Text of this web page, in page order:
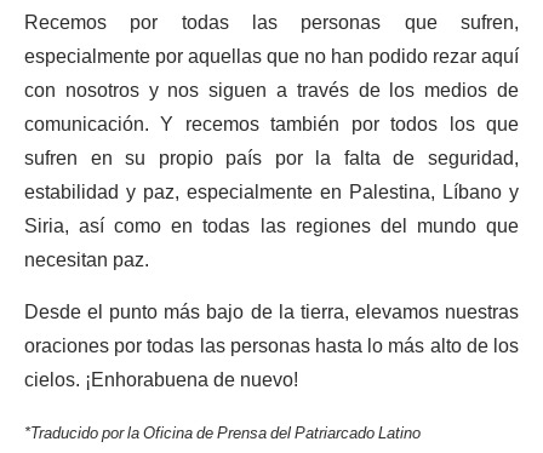
Recemos por todas las personas que sufren,
especialmente por aquellas que no han podido rezar aquí
con nosotros y nos siguen a través de los medios de
comunicación. Y recemos también por todos los que
sufren en su propio país por la falta de seguridad,
estabilidad y paz, especialmente en Palestina, Líbano y
Siria, así como en todas las regiones del mundo que
necesitan paz.
Desde el punto más bajo de la tierra, elevamos nuestras
oraciones por todas las personas hasta lo más alto de los
cielos. ¡Enhorabuena de nuevo!
*Traducido por la Oficina de Prensa del Patriarcado Latino